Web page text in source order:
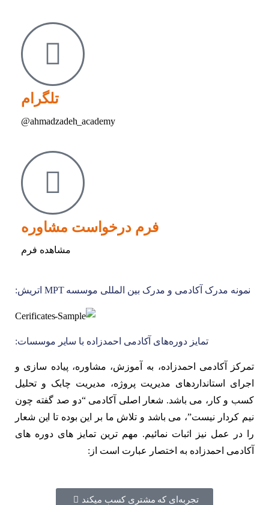
تلگرام
ahmadzadeh_academy@
فرم درخواست مشاوره
مشاهده فرم
نمونه مدرک آکادمی و مدرک بین المللی موسسه MPT اتریش:
تمایز دوره‌های آکادمی احمدزاده با سایر موسسات:
تمرکز آکادمی احمدزاده، به آموزش، مشاوره، پیاده سازی و
اجرای استانداردهای مدیریت پروژه، مدیریت چابک و تحلیل
کسب و کار، می باشد. شعار اصلی آکادمی “دو صد گفته چون
نیم کردار نیست”، می باشد و تلاش ما بر این بوده تا این شعار
را در عمل نیز اثبات نمائیم. مهم ترین تمایز های دوره های
آکادمی احمدزاده به اختصار عبارت است از:
تجربه‌ای که مشتری کسب میکند